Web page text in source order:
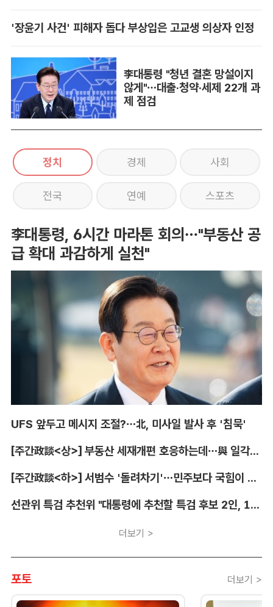
'장윤기 사건' 피해자 돕다 부상입은 고교생 의상자 인정
李대통령 "청년 결혼 망설이지
않게"…대출·청약·세제 22개 과
제 점검
정치 경제 사회
전국 연예 스포츠
李대통령, 6시간 마라톤 회의…"부동산 공
급 확대 과감하게 실천"
UFS 앞두고 메시지 조절?…北, 미사일 발사 후 '침묵'
[주간政談<상>] 부동산 세재개편 호응하는데…與 일각의 속내
[주간政談<하>] 서범수 '돌려차기'…민주보다 국힘이 더 발끈
선관위 특검 추천위 "대통령에 추천할 특검 후보 2인, 14일 확정"
더보기 >
포토 더보기 >